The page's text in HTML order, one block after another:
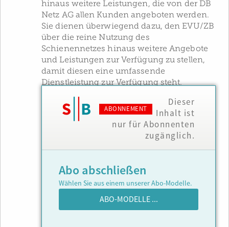
hinaus weitere Leistungen, die von der DB
Netz AG allen Kunden angeboten werden.
Sie dienen überwiegend dazu, den EVU/ZB
über die reine Nutzung des
Schienennetzes hinaus weitere Angebote
und Leistungen zur Verfügung zu stellen,
damit diesen eine umfassende
Dienstleistung zur Verfügung steht.
ABONNEMENT
Dieser
Inhalt ist
nur für Abonnenten
zugänglich.
Abo abschließen
Wählen Sie aus einem unserer Abo-Modelle.
ABO-MODELLE ...